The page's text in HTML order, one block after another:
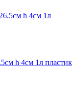
h 4см 1л пластик